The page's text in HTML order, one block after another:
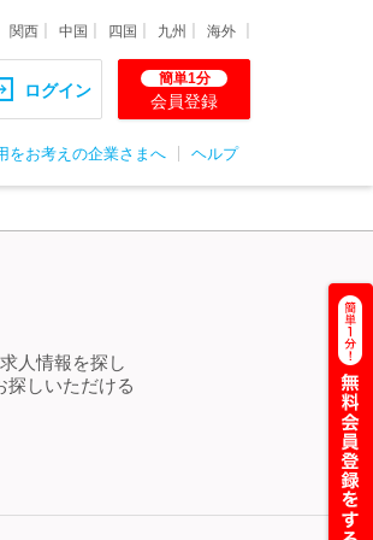
関西 中国 四国 九州 海外
ログイン
簡単1分
会員登録
をお考えの企業さまへ ヘルプ
人情報を探し
探しいただける